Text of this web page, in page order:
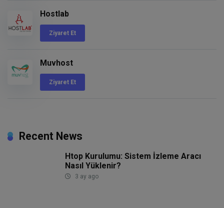
Hostlab
Ziyaret Et
Muvhost
Ziyaret Et
Recent News
Htop Kurulumu: Sistem İzleme Aracı
Nasıl Yüklenir?
3 ay ago